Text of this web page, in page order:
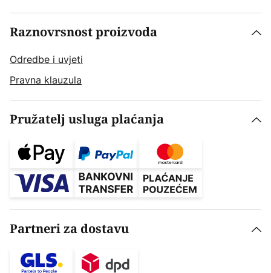
Raznovrsnost proizvoda
Odredbe i uvjeti
Pravna klauzula
Pružatelj usluga plaćanja
Partneri za dostavu